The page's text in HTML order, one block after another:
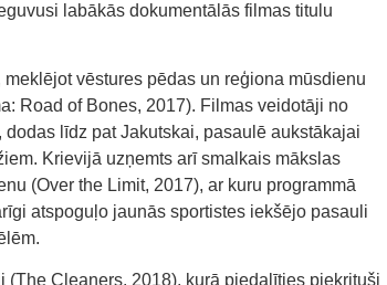
labākās dokumentālās filmas titulu
vēstures pēdas un reģiona mūsdienu
Road of Bones, 2017). Filmas veidotāji no
līdz pat Jakutskai, pasaulē aukstākajai
Krievijā uzņemts arī smalkais mākslas
(Over the Limit, 2017), ar kuru programmā
atspoguļo jaunās sportistes iekšējo pasauli
Cleaners, 2018), kurā piedalīties piekrituši